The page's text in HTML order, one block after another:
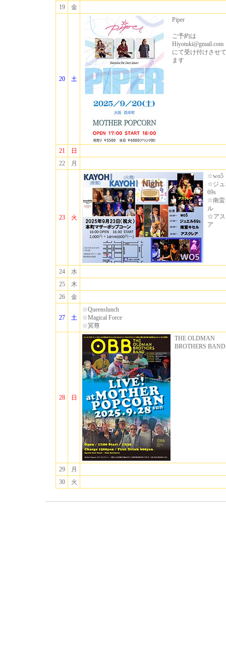
19 金
20 土
Piper
ご予約は
Hiyotuki@gmail.com
にて受け付けさせ
ます
21
日
22
月
23 火
☆wo5
☆ジュ
69s
☆南蛮
ル
☆アス
ア
24
水
25
木
26
金
27 土
☆Queenslunch
☆Magical Force
☆冥尊
28 日
THE OLDMAN
BROTHERS BAND
29
月
30
火